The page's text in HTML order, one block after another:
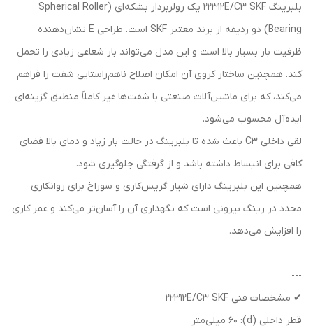
بلبرینگ 22312E/C3 SKF یک رولربردار بشکه‌ای (Spherical Roller
Bearing) دو ردیفه از برند معتبر SKF است. طراحی E نشان‌دهنده
ظرفیت بار بسیار بالا است و این مدل می‌تواند بار شعاعی زیادی را تحمل
کند. همچنین ساختار کروی آن امکان اصلاح ناهم‌راستایی شفت را فراهم
می‌کند، که برای ماشین‌آلات صنعتی با شفت‌ها غیر کاملاً منطبق گزینه‌ای
ایده‌آل محسوب می‌شود.
لقی داخلی C3 باعث شده تا بلبرینگ در حالت بار زیاد و دمای بالا فضای
کافی برای انبساط داشته باشد و از گرفتگی جلوگیری شود.
همچنین این بلبرینگ دارای شیار گریس‌کاری و سوراخ برای روانکاری
مجدد در رینگ بیرونی است که نگهداری آن را آسان‌تر می‌کند و عمر کاری
را افزایش می‌دهد.
---
✔ مشخصات فنی 22312E/C3 SKF
قطر داخلی (d): 60 میلی‌متر